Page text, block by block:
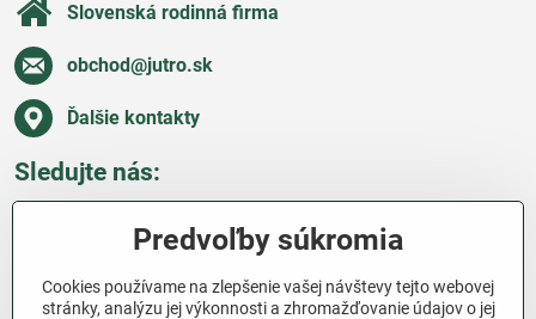
Slovenská rodinná firma
obchod​@jutro​.sk
Ďalšie kontakty
Sledujte nás:
Všetko o nákupe
Predvoľby súkromia
Cookies používame na zlepšenie vašej návštevy tejto webovej
stránky, analýzu jej výkonnosti a zhromažďovanie údajov o jej